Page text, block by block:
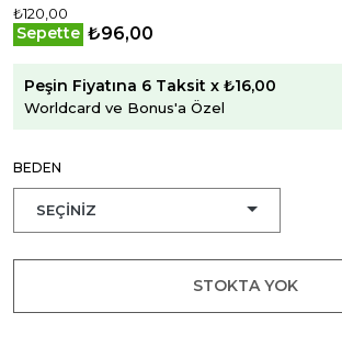
₺120,00
Sepette ₺96,00
Peşin Fiyatına 6 Taksit x ₺16,00
Worldcard ve Bonus'a Özel
BEDEN
STOKTA YOK